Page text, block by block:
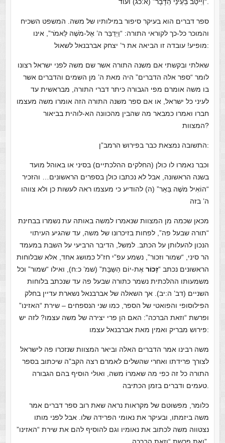
ספר דברים הוא בעיקר סיפור במילותיו של משה. המשפט השכיח
והמוכר כל-כך לקוראי התורה: “וַיְדַבֵּר ה’ אֶל-מֹשֶׁה לֵּאמֹר”, אינו
מופיע! עובדה זו הביאה את ר’ יצחק אברבנאל לשאול:
שאלתי ובקשתי אם משנה התורה אשר שם משה לפני ישראל רצונו
לומר “ספר אלה הדברים” היה מאת ה’ מן השמים והדברים אשר
בו משה אומרם מפי הגבורה כיתר דברי התורה, מבראשית עד
לעיני כל ישראל, או אם ספר משנה התורה הזה אומרו משה מעצמו
חברו ואמרו כמבאר מה שהבין מהכוונה הא‑לוהית בביאור
המצוות?
התשובה נמצאת כבר בפירוש הרמב”ן:
וכבר נאמרו לו כולן (החלקים ההלכתיים) בסיני או באוהל מועד
בשנה הראשונה, אבל לא נכתבו כולן בספרים הראשונים… והזכיר
“הוֹאִיל מֹשֶׁה בֵּאֵר” (ה) להודיע כי מעצמו ראה לעשות כן ולא צווהו
ה’ בזה
מכאן שכמה מן המצוות שנאמרו למשה באותה עת נשמרו בבחינת
“תורה שבעל פה”, לפחות בזיכרונו של משה, עד שהגיע העיתוי
הנכון להעלותן על הכתב. למשל, הדיבר הרביעי על השבת במעמד
הר סיני, “שמור וזכור”, נשמע עפ”י חז”ל כמושג אחד, אלא שבלוחות
הראשונים נכתב “זָכוֹראֶת-יוֹם הַשַּבָּת” (שמ’ כ:ח), ואילו “שמור” וכל
משמעותו ההלכתית נשמר כתורה שבעל פה עד שנכתב בלוחות
השניים (דב’ ה:יב). אך השאלה של אברבנאל נשארת עדיין בחלק
הפילוסופי והפואטי של הספר, כמו שני הנספחים – שירת “האזינו”
ופרשת “וזאת הברכה”: האם הן פרי יצירה של משה עצמו? לזה יש
פירוש מבריק ואמין מאת אברבנאל עצמו:
משה רבינו אמר הדברים האלה וביאר המצוות שנזכרו פה לישראל
לצורך פרידתו ואחרי שהשלים לאמרם רצה הקב”ה שיכתוב בספר
התורה כל זה כפי מה שאמרוֹ משה, ואולי הוסיף בהם הגבורה
כלומר, מפשוטם של מקראות נראה שאת רוב ספר דברים אמר
משה ביזמתו, ובעיקר את נאומי הפרידה שלו. אבל לפני מותו
נצטווה משה לכתוב את נאומיו וגם להוסיף להם את שירת “האזינו”